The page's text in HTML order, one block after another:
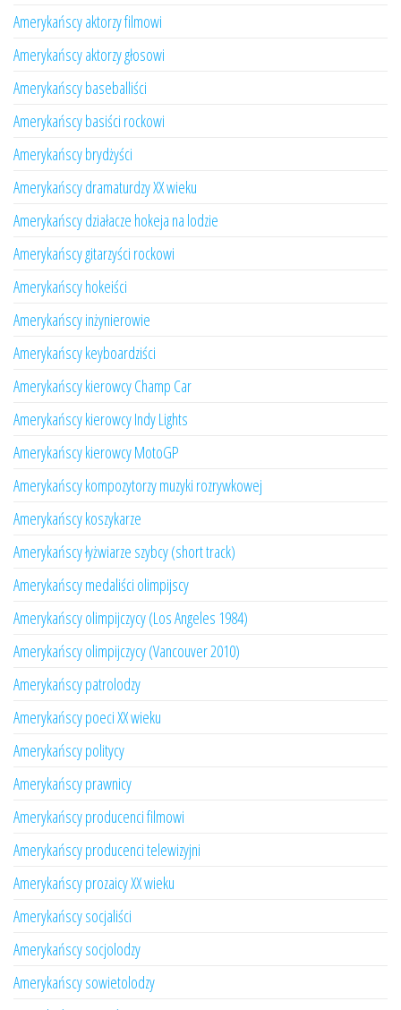
Amerykańscy aktorzy filmowi
Amerykańscy aktorzy głosowi
Amerykańscy baseballiści
Amerykańscy basiści rockowi
Amerykańscy brydżyści
Amerykańscy dramaturdzy XX wieku
Amerykańscy działacze hokeja na lodzie
Amerykańscy gitarzyści rockowi
Amerykańscy hokeiści
Amerykańscy inżynierowie
Amerykańscy keyboardziści
Amerykańscy kierowcy Champ Car
Amerykańscy kierowcy Indy Lights
Amerykańscy kierowcy MotoGP
Amerykańscy kompozytorzy muzyki rozrywkowej
Amerykańscy koszykarze
Amerykańscy łyżwiarze szybcy (short track)
Amerykańscy medaliści olimpijscy
Amerykańscy olimpijczycy (Los Angeles 1984)
Amerykańscy olimpijczycy (Vancouver 2010)
Amerykańscy patrolodzy
Amerykańscy poeci XX wieku
Amerykańscy politycy
Amerykańscy prawnicy
Amerykańscy producenci filmowi
Amerykańscy producenci telewizyjni
Amerykańscy prozaicy XX wieku
Amerykańscy socjaliści
Amerykańscy socjolodzy
Amerykańscy sowietolodzy